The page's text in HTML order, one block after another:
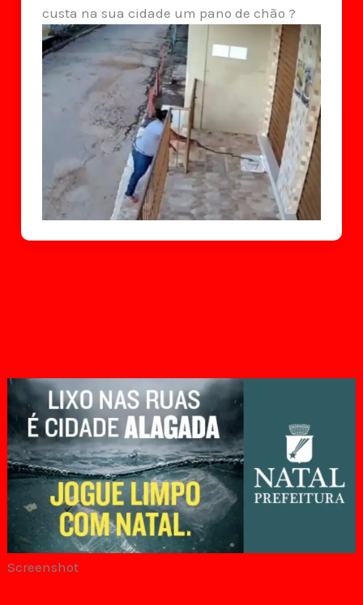
Screenshot
custa na sua cidade um pano de chão ?